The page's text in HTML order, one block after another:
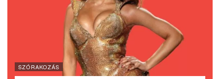
SZÓRAKOZÁS